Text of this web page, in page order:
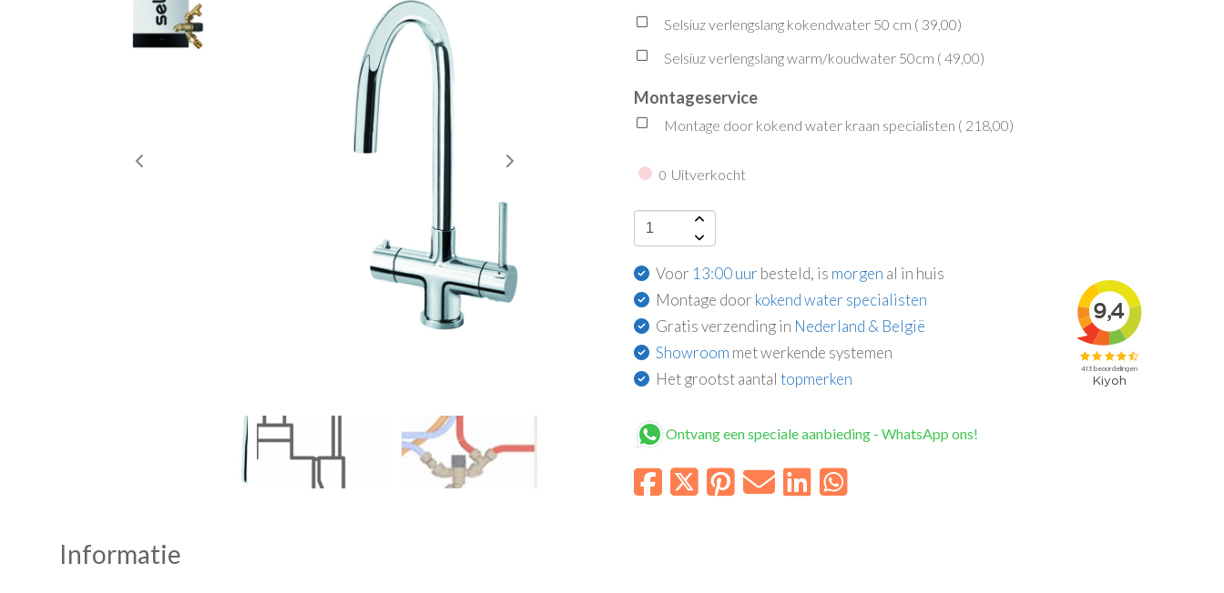
Selsiuz verlengslang kokendwater 50 cm ( 39,00)
Selsiuz verlengslang warm/koudwater 50cm ( 49,00)
Montageservice
Montage door kokend water kraan specialisten ( 218,00)
0 Uitverkocht
Voor 13:00 uur besteld, is morgen al in huis
Montage door kokend water specialisten
Gratis verzending in Nederland & België
Showroom met werkende systemen
Het grootst aantaltopmerken
Ontvang een speciale aanbieding - WhatsApp ons!
Informatie